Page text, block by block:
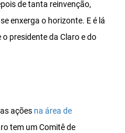
de tanta reinvenção,
enxerga o horizonte. E é lá
presidente da Claro e do
ações na área de
tem um Comitê de